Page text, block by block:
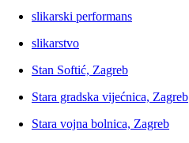
slikarski performans
slikarstvo
Stan Softić, Zagreb
Stara gradska vijećnica, Zagreb
Stara vojna bolnica, Zagreb